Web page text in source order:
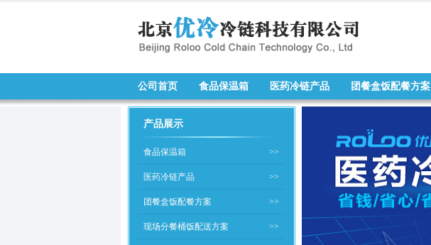
公司首页 食品保温箱 医药冷链产品 团餐盒饭配餐方案
产品展示
食品保温箱 >>
医药冷链产品 >>
团餐盒饭配餐方案 >>
现场分餐桶饭配送方案 >>